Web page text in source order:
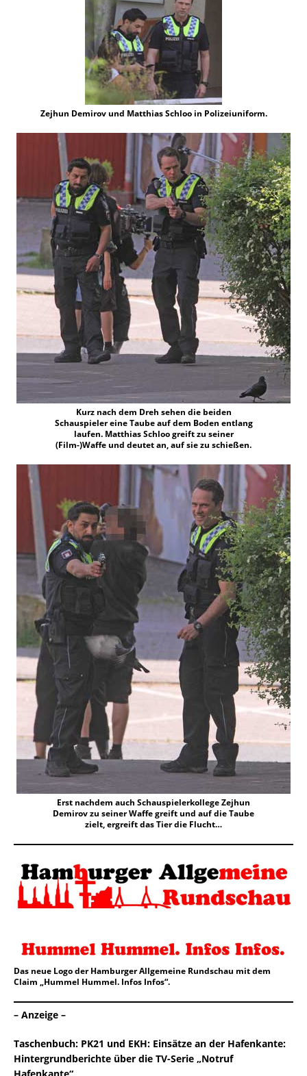
Zejhun Demirov und Matthias Schloo in Polizeiuniform.
Kurz nach dem Dreh sehen die beiden
Schauspieler eine Taube auf dem Boden entlang
laufen. Matthias Schloo greift zu seiner
(Film-)Waffe und deutet an, auf sie zu schießen.
Erst nachdem auch Schauspielerkollege Zejhun
Demirov zu seiner Waffe greift und auf die Taube
zielt, ergreift das Tier die Flucht…
Das neue Logo der Hamburger Allgemeine Rundschau mit dem
Claim „Hummel Hummel. Infos Infos“.
– Anzeige –
Taschenbuch: PK21 und EKH: Einsätze an der Hafenkante:
Hintergrundberichte über die TV-Serie „Notruf